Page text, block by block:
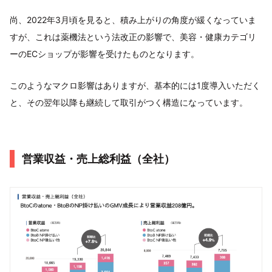
尚、2022年3月頃を見ると、積み上がりの角度が緩くなっていま
すが、これは薬機法という法改正の影響で、美容・健康カテゴリ
ーのECショップが影響を受けたものとなります。
このようなマクロ影響はありますが、基本的には1度導入いただく
と、その翌年以降も継続して取引がつく構造になっています。
営業収益・売上総利益（全社）